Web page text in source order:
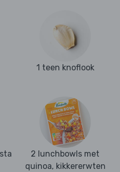
1 teen knoflook
2 lunchbowls met
quinoa, kikkererwten